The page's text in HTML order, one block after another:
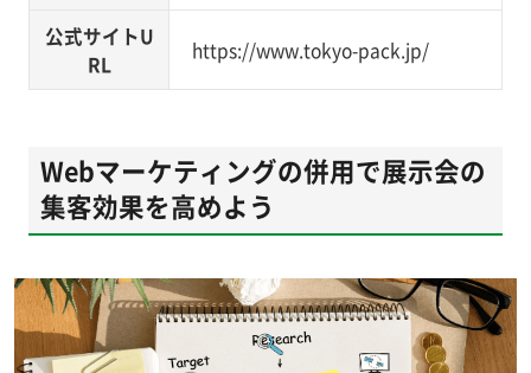
公式サイトU
RL
https://www.tokyo-pack.jp/
Webマーケティングの併用で展示会の
集客効果を高めよう